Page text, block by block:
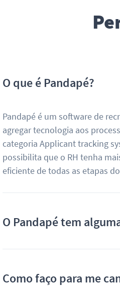
O que é Pandapé?
Pandapé é um software de
agregar tecnologia aos
categoria Applicant tracking
possibilita que o RH tenha
eficiente de todas as etapas
O Pandapé tem
Como faço para me